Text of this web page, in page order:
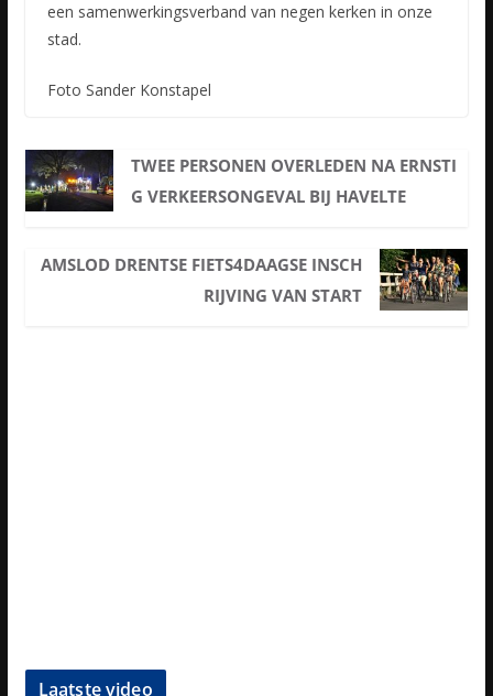
een samenwerkingsverband van negen kerken in onze
stad.
Foto Sander Konstapel
TWEE PERSONEN OVERLEDEN NA ERNSTI
G VERKEERSONGEVAL BIJ HAVELTE
AMSLOD DRENTSE FIETS4DAAGSE INSCH
RIJVING VAN START
Laatste video